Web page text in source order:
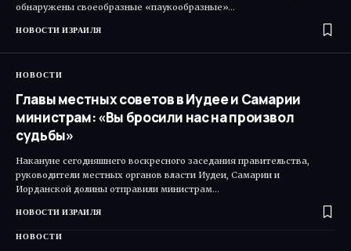
обнаружены своеобразные «паукообразные»…
НОВОСТИ ИЗРАИЛЯ
НОВОСТИ
Главы местных советов в Иудее и Самарии
министрам: «Вы бросили нас на произвол
судьбы»
Накануне сегодняшнего воскресного заседания правительства,
руководители местных органов власти Иудеи, Самарии и
Иорданской долины отправили министрам…
НОВОСТИ ИЗРАИЛЯ
НОВОСТИ